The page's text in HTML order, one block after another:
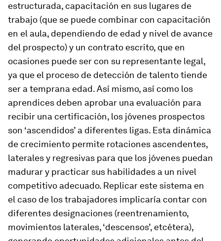
estructurada, capacitación en sus lugares de
trabajo (que se puede combinar con capacitación
en el aula, dependiendo de edad y nivel de avance
del prospecto) y un contrato escrito, que en
ocasiones puede ser con su representante legal,
ya que el proceso de detección de talento tiende
ser a temprana edad. Así mismo, así como los
aprendices deben aprobar una evaluación para
recibir una certificación, los jóvenes prospectos
son ‘ascendidos’ a diferentes ligas. Esta dinámica
de crecimiento permite rotaciones ascendentes,
laterales y regresivas para que los jóvenes puedan
madurar y practicar sus habilidades a un nivel
competitivo adecuado. Replicar este sistema en
el caso de los trabajadores implicaría contar con
diferentes designaciones (reentrenamiento,
movimientos laterales, ‘descensos’, etcétera),